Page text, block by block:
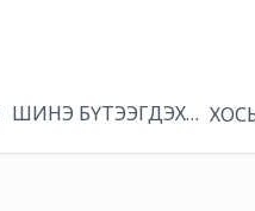
ШИНЭ БҮТЭЭГДЭХҮҮН